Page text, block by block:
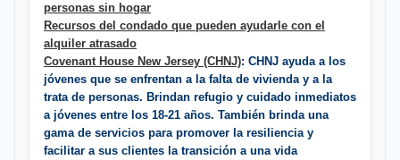
personas sin hogar
Recursos del condado que pueden ayudarle con el
alquiler atrasado
Covenant House New Jersey (CHNJ): CHNJ ayuda a los
jóvenes que se enfrentan a la falta de vivienda y a la
trata de personas. Brindan refugio y cuidado inmediatos
a jóvenes entre los 18-21 años. También brinda una
gama de servicios para promover la resiliencia y
facilitar a sus clientes la transición a una vida